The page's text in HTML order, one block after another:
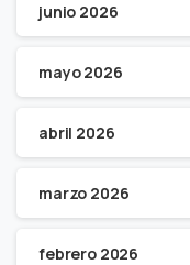
junio 2026
mayo 2026
abril 2026
marzo 2026
febrero 2026